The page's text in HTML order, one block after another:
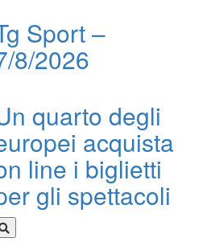
Sport –
8/2026
quarto degli
acquista
line i biglietti
gli spettacoli